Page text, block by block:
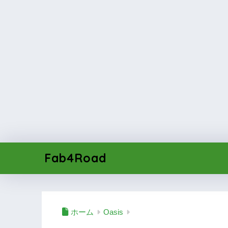
Fab4Road
ホーム Oasis